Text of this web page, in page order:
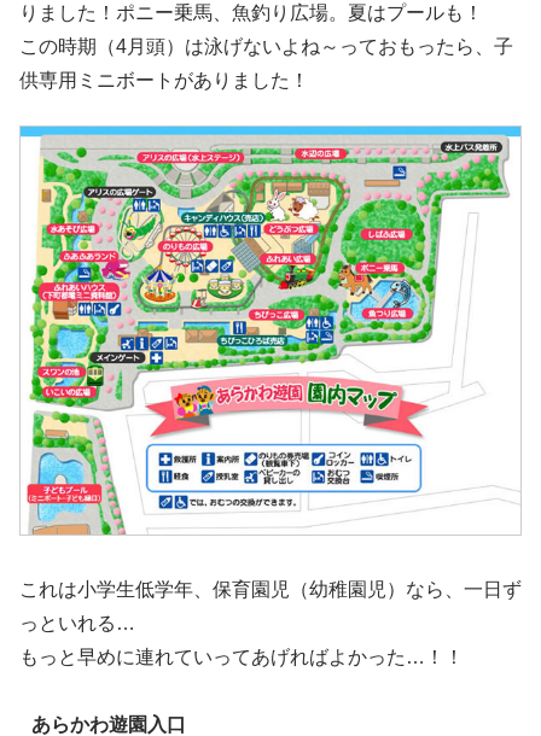
りました！ポニー乗馬、魚釣り広場。夏はプールも！
この時期（4月頭）は泳げないよね～っておもったら、子
供専用ミニボートがありました！
これは小学生低学年、保育園児（幼稚園児）なら、一日ず
っといれる…
もっと早めに連れていってあげればよかった…！！
あらかわ遊園入口